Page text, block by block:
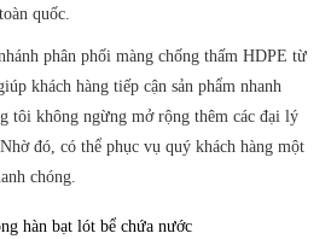
quốc.
phân phối màng chống thấm HDPE từ
khách hàng tiếp cận sản phẩm nhanh
tôi không ngừng mở rộng thêm các đại lý
đó, có thể phục vụ quý khách hàng một
chóng.
hàn bạt lót bể chứa nước